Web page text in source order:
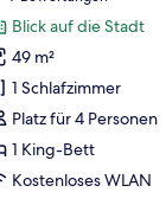
Bewertungen)
Blick auf die Stadt
49 m²
1 Schlafzimmer
Platz für 4 Personen
1 King-Bett
Kostenloses WLAN